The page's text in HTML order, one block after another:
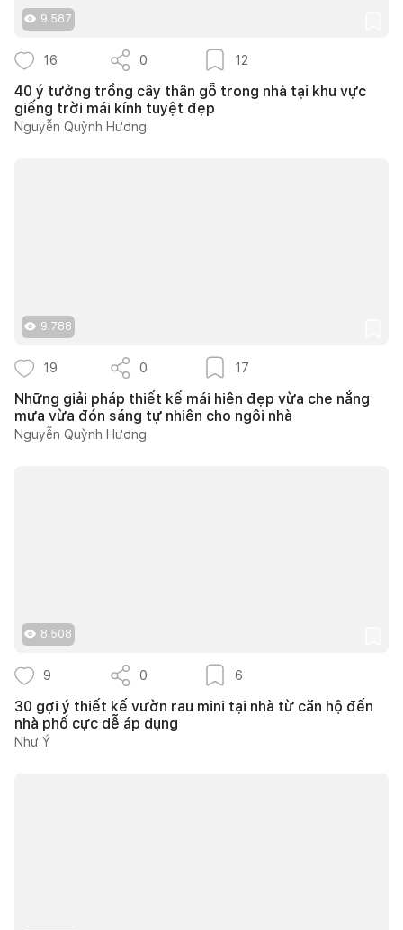
9.587
16 0 12
40 ý tưởng trồng cây thân gỗ trong nhà tại khu vực
giếng trời mái kính tuyệt đẹp
Nguyễn Quỳnh Hương
9.788
19 0 17
Những giải pháp thiết kế mái hiên đẹp vừa che nắng
mưa vừa đón sáng tự nhiên cho ngôi nhà
Nguyễn Quỳnh Hương
8.508
9 0 6
30 gợi ý thiết kế vườn rau mini tại nhà từ căn hộ đến
nhà phố cực dễ áp dụng
Như Ý